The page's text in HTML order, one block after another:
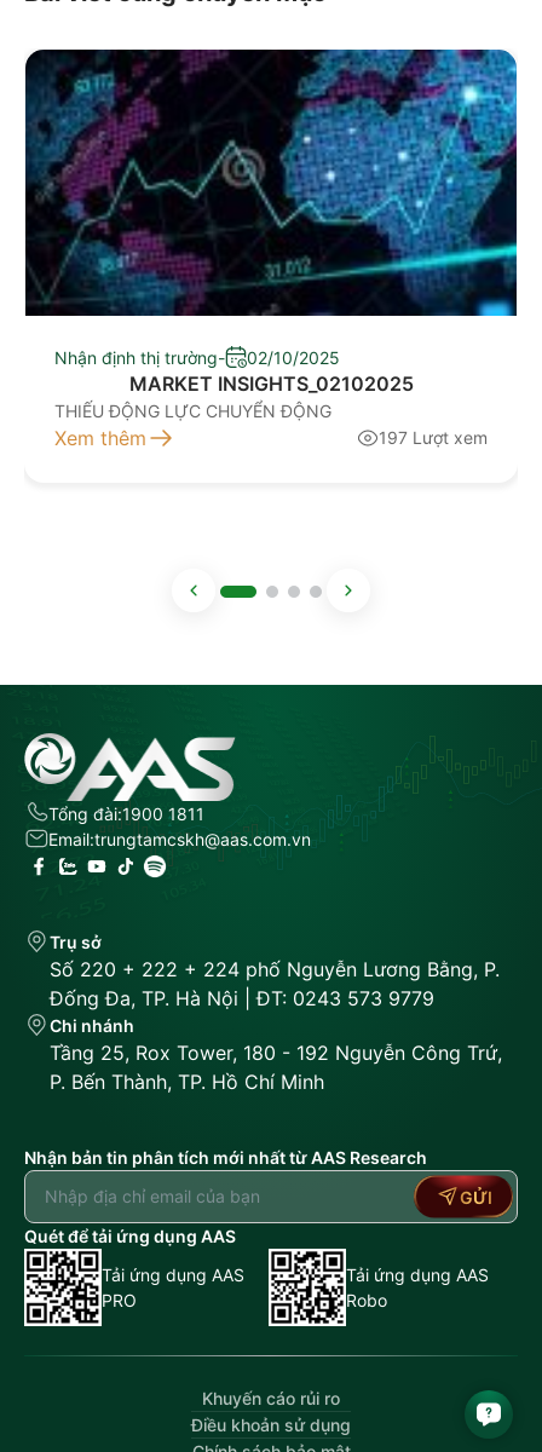
Nhận định thị trường- 02/10/2025
MARKET INSIGHTS_02102025
THIẾU ĐỘNG LỰC CHUYỂN ĐỘNG
Xem thêm 197 Lượt xem
Tổng đài:1900 1811
Email:trungtamcskh@aas.com.vn
Trụ sở
Số 220 + 222 + 224 phố Nguyễn Lương Bằng, P.
Đống Đa, TP. Hà Nội | ĐT: 0243 573 9779
Chi nhánh
Tầng 25, Rox Tower, 180 - 192 Nguyễn Công Trứ,
P. Bến Thành, TP. Hồ Chí Minh
Nhận bản tin phân tích mới nhất từ AAS Research
GỬI
Quét để tải ứng dụng AAS
Tải ứng dụng AAS
PRO
Tải ứng dụng AAS
Robo
Khuyến cáo rủi ro
Điều khoản sử dụng